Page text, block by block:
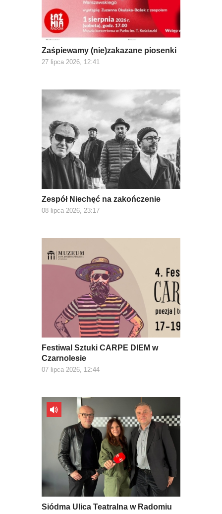
Zaśpiewamy (nie)zakazane piosenki
27 lipca 2026, 12:41
Zespół Niechęć na zakończenie
08 lipca 2026, 23:17
Festiwal Sztuki CARPE DIEM w
Czarnolesie
07 lipca 2026, 12:44
Siódma Ulica Teatralna w Radomiu